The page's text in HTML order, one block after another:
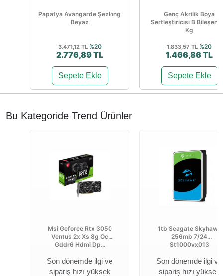
Papatya Avangarde Şezlong
Beyaz
3.471,12 TL %20
2.776,89 TL
Sepete Ekle
Genç Akrilik Boya
Sertleştiricisi B Bileşen
Kg
1.833,57 TL %20
1.466,86 TL
Sepete Ekle
Bu Kategoride Trend Ürünler
Msi Geforce Rtx 3050
Ventus 2x Xs 8g Oc
Gddr6 Hdmi Dp...
Son dönemde ilgi ve
sipariş hızı yüksek
1tb Seagate Skyhawk
256mb 7/24
St1000vx013
Son dönemde ilgi ve
sipariş hızı yüksek